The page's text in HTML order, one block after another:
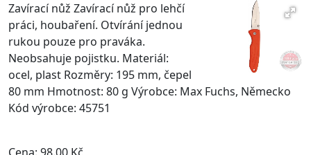
Zavírací nůž Zavírací nůž pro lehčí
práci, houbaření. Otvírání jednou
rukou pouze pro praváka.
Neobsahuje pojistku. Materiál:
ocel, plast Rozměry: 195 mm, čepel
80 mm Hmotnost: 80 g Výrobce: Max Fuchs, Německo
Kód výrobce: 45751